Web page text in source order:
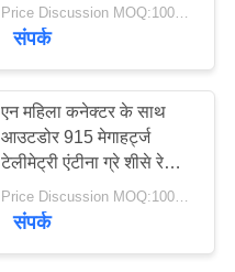
Price Discussion MOQ:100PCS
संपर्क
एन महिला कनेक्टर के साथ
आउटडोर 915 मेगाहर्ट्ज
टेलीमेट्री एंटीना ग्रे शीसे रेशा
एंटीना
Price Discussion MOQ:100PCS
संपर्क